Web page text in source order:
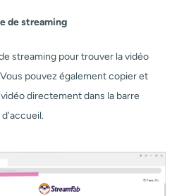
de streaming
streaming pour trouver la vidéo
pouvez également copier et
directement dans la barre
d'accueil.